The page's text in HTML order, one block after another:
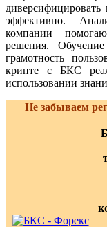
эффективно.
компании
решения.
грамотность
крипте с БКС
использовании
Не забываем